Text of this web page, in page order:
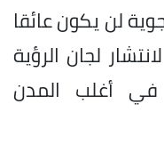
لن يكون عائقا
لجان الرؤية
أغلب المدن